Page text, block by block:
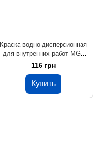
Краска водно-дисперсионная
для внутренних работ MGF
Wandfarbe M1a, 1,4 кг, белый,
матовый
116 грн
Купить